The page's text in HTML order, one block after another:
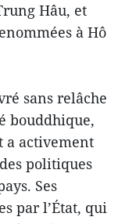
Hâu, et
à Hô
sans relâche
bouddhique,
a activement
politiques
Ses
par l’État, qui